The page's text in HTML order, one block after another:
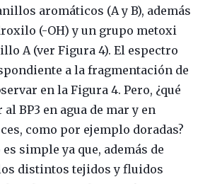
aromáticos (A y B), además
(-OH) y un grupo metoxi
A (ver Figura 4). El espectro
a la fragmentación de
en la Figura 4. Pero, ¿qué
BP3 en agua de mar y en
como por ejemplo doradas?
simple ya que, además de
distintos tejidos y fluidos